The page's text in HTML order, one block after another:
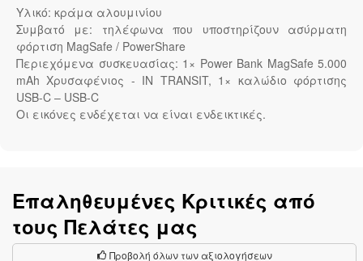
Υλικό: κράμα αλουμινίου
Συμβατό με: τηλέφωνα που υποστηρίζουν ασύρματη
φόρτιση MagSafe / PowerShare
Περιεχόμενα συσκευασίας: 1× Power Bank MagSafe 5.000
mAh Χρυσαφένιος - IN TRANSIT, 1× καλώδιο φόρτισης
USB-C – USB-C
Οι εικόνες ενδέχεται να είναι ενδεικτικές.
Επαληθευμένες Κριτικές από
τους Πελάτες μας
Προβολή όλων των αξιολογήσεων